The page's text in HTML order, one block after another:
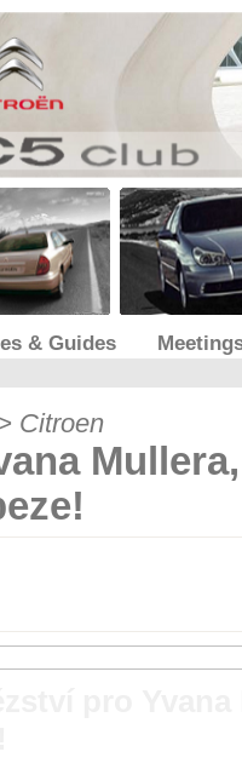
& Guides
Citroen